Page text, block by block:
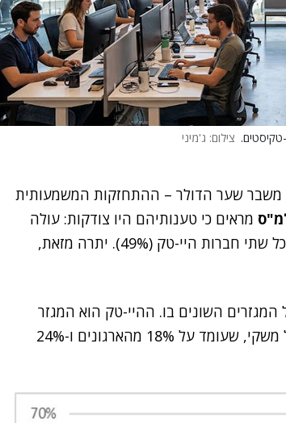
צילום: ג'מיני
משבר שער הדולר – ההתחזקות המשמעותית
מראים כי טענותיהם היו צודקות: עולה
מהם שהמשבר השפיע לשלילה באופן משמעותי על אחת מכל שתי חברות היי-טק (49%). יתרה מזאת,
השונים בו. ההיי-טק הוא המגזר
שנפגע ביותר מהמשבר, והוא נמצא הרבה מעל הנתון הכלל משקי, שעומד על 18% מהארגונים ו-24%